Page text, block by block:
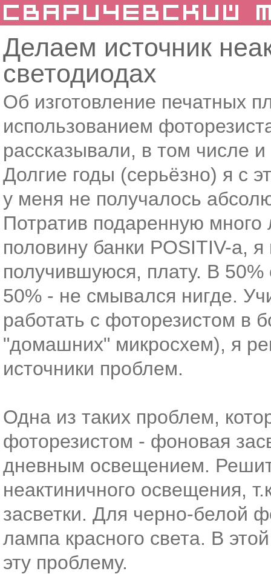
Делаем источник
светодиодах
Об изготовление печатных
использованием
рассказывали, в том числе и
Долгие годы (серьёзно) я с
у меня не получалось
Потратив подаренную много
половину банки POSITIV-а,
получившуюся, плату. В
50% - не смывался нигде.
работать с фоторезистом в
"домашних" микросхем), я
источники проблем.
Одна из таких проблем,
фоторезистом - фоновая
дневным освещением.
неактиничного освещения,
засветки. Для черно-белой
лампа красного света. В
эту проблему.